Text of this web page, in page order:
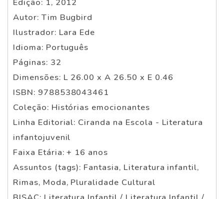
Autor: Tim Bugbird
Ilustrador: Lara Ede
Idioma: Português
Páginas: 32
Dimensões: L 26.00 x A 26.50 x E 0.46
ISBN: 9788538043461
Coleção: Histórias emocionantes
Linha Editorial: Ciranda na Escola - Literatura
infantojuvenil
Faixa Etária: + 16 anos
Assuntos (tags): Fantasia, Literatura infantil,
Rimas, Moda, Pluralidade Cultural